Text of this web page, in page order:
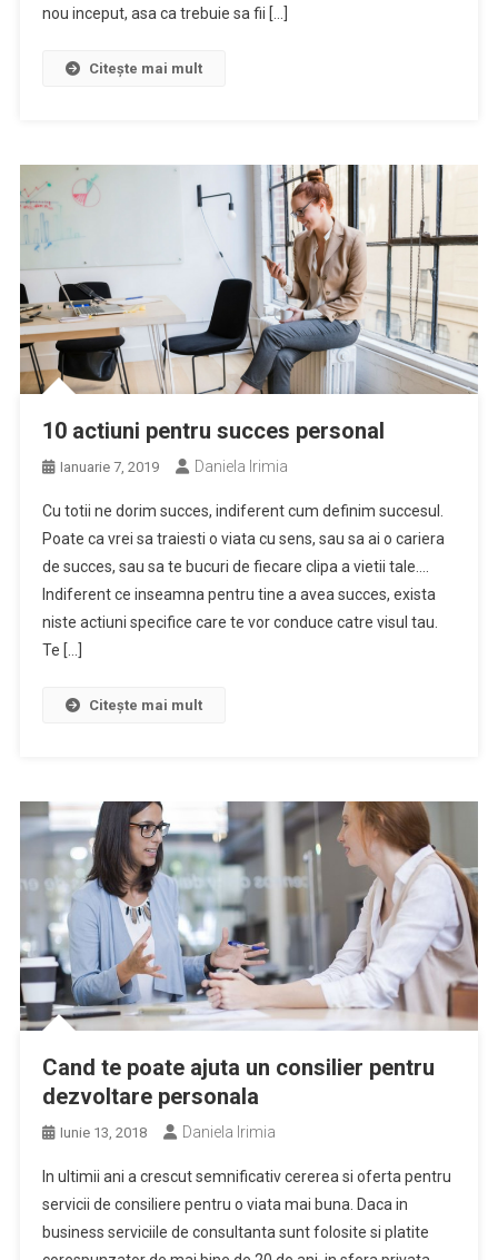
nou inceput, asa ca trebuie sa fii […]
Citește mai mult
10 actiuni pentru succes personal
Ianuarie 7, 2019 Daniela Irimia
Cu totii ne dorim succes, indiferent cum definim succesul.
Poate ca vrei sa traiesti o viata cu sens, sau sa ai o cariera
de succes, sau sa te bucuri de fiecare clipa a vietii tale….
Indiferent ce inseamna pentru tine a avea succes, exista
niste actiuni specifice care te vor conduce catre visul tau.
Te […]
Citește mai mult
Cand te poate ajuta un consilier pentru
dezvoltare personala
Iunie 13, 2018 Daniela Irimia
In ultimii ani a crescut semnificativ cererea si oferta pentru
servicii de consiliere pentru o viata mai buna. Daca in
business serviciile de consultanta sunt folosite si platite